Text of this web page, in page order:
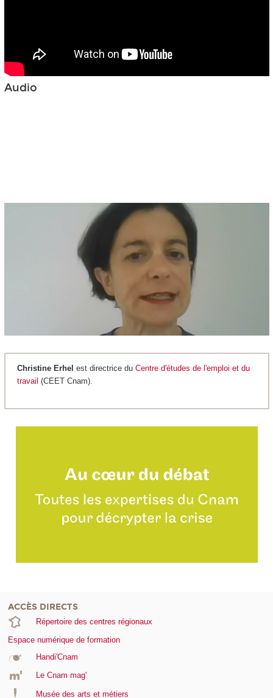
Audio
Christine Erhel est directrice du Centre d'études de l'emploi et du
travail (CEET Cnam).
ACCÈS DIRECTS
Répertoire des centres régionaux
Espace numérique de formation
Handi'Cnam
Le Cnam mag'
Musée des arts et métiers